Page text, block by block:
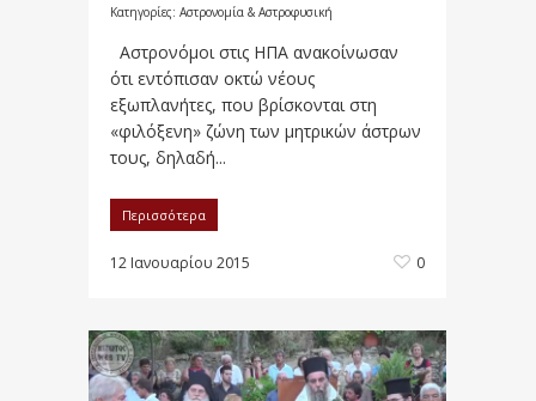
Κατηγορίες: Αστρονομία & Αστροφυσική
Αστρονόμοι στις ΗΠΑ ανακοίνωσαν
ότι εντόπισαν οκτώ νέους
εξωπλανήτες, που βρίσκονται στη
«φιλόξενη» ζώνη των μητρικών άστρων
τους, δηλαδή...
Περισσότερα
12 Ιανουαρίου 2015 0